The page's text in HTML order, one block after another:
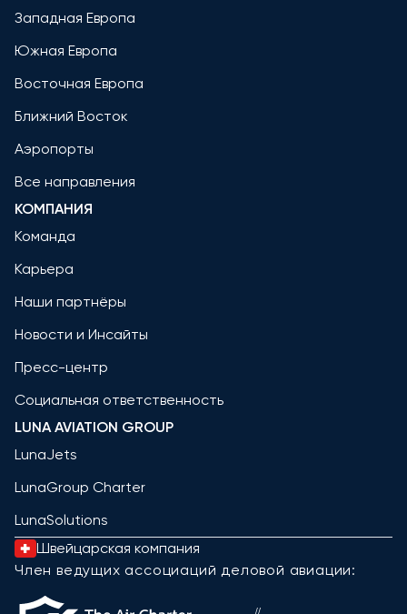
Западная Европа
Южная Европа
Восточная Европа
Ближний Восток
Аэропорты
Все направления
КОМПАНИЯ
Команда
Карьера
Наши партнёры
Новости и Инсайты
Пресс-центр
Социальная ответственность
LUNA AVIATION GROUP
LunaJets
LunaGroup Charter
LunaSolutions
Швейцарская компания
Член ведущих ассоциаций деловой авиации: